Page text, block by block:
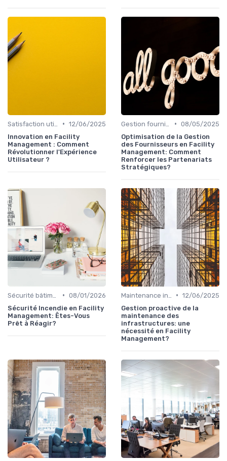
• 12/06/2025
Innovation en Facility
Management : Comment
Révolutionner l'Expérience
Utilisateur ?
• 08/05/2025
Optimisation de la Gestion
des Fournisseurs en Facility
Management: Comment
Renforcer les Partenariats
Stratégiques?
• 08/01/2026
Sécurité Incendie en Facility
Management: Êtes-Vous
Prêt à Réagir?
• 12/06/2025
Gestion proactive de la
maintenance des
infrastructures: une
nécessité en Facility
Management?